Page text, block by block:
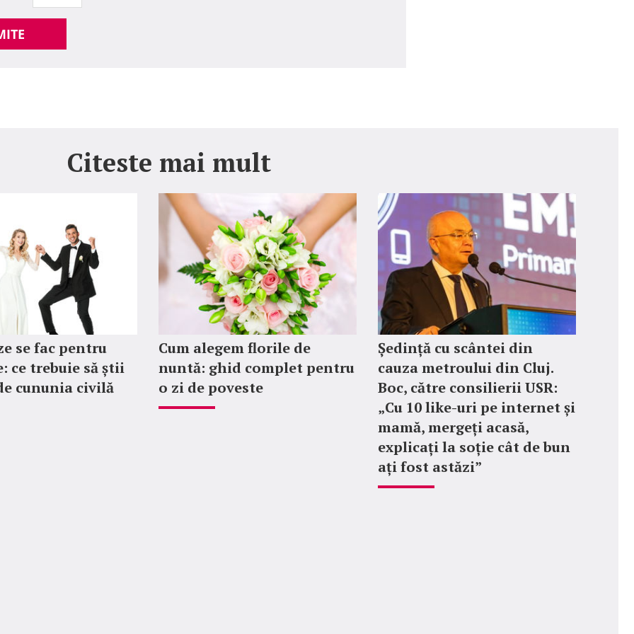
Citeste mai mult
se fac pentru
ce trebuie să știi
cununia civilă
Cum alegem florile de
nuntă: ghid complet pentru
o zi de poveste
Ședință cu scântei din
cauza metroului din Cluj.
Boc, către consilierii USR:
„Cu 10 like-uri pe internet și
mamă, mergeți acasă,
explicați la soție cât de bun
ați fost astăzi”